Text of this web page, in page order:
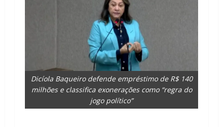
Dicíola Baqueiro defende empréstimo de R$ 140
milhões e classifica exonerações como “regra do
jogo político”